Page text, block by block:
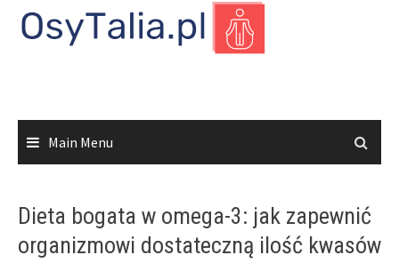
Main Menu
Dieta bogata w omega-3: jak zapewnić
organizmowi dostateczną ilość kwasów